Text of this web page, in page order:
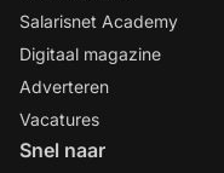
Salarisnet Academy
Digitaal magazine
Adverteren
Vacatures
Snel naar